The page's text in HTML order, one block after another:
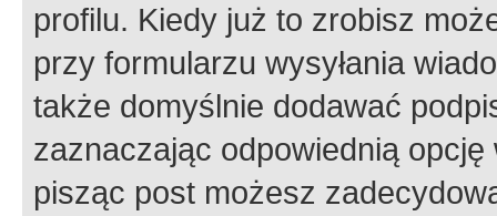
profilu. Kiedy już to zrobisz
przy formularzu wysyłania
także domyślnie dodawać
zaznaczając odpowiednią
pisząc post możesz